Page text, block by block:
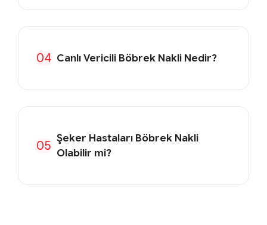
04 Canlı Vericili Böbrek Nakli Nedir?
05 Şeker Hastaları Böbrek Nakli
Olabilir mi?